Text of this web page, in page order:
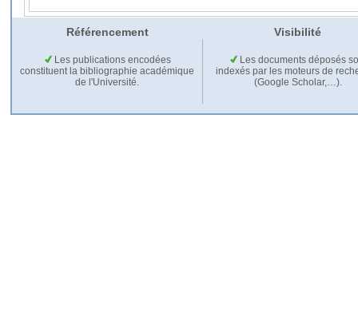
Référencement Visibilité
Les publications encodées
constituent la bibliographie académique
de l'Université.
Les documents déposés
indexés par les moteurs de
(Google Scholar,…).